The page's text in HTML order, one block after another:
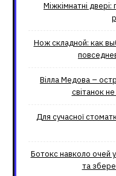
Міжкімнатні
Нож складной: как
Вілла Медова –
світанок
Для сучасної
Ботокс навколо очей у
та